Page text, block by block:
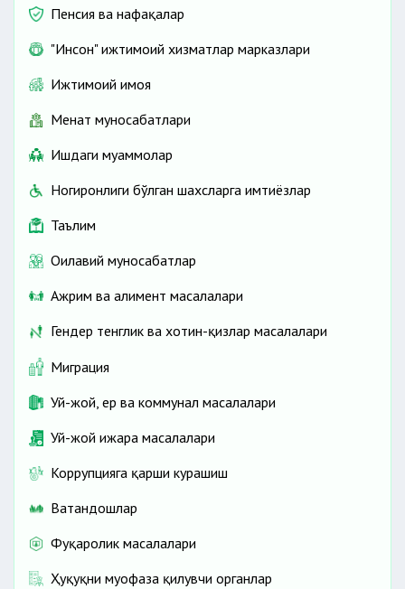
Пенсия ва нафақалар
"Инсон" ижтимоий хизматлар марказлари
Ижтимоий ҳимоя
Меҳнат муносабатлари
Ишдаги муаммолар
Ногиронлиги бўлган шахсларга имтиёзлар
Таълим
Оилавий муносабатлар
Ажрим ва алимент масалалари
Гендер тенглик ва хотин-қизлар масалалари
Миграция
Уй-жой, ер ва коммунал масалалари
Уй-жой ижара масалалари
Коррупцияга қарши курашиш
Ватандошлар
Фуқаролик масалалари
Ҳуқуқни муҳофаза қилувчи органлар